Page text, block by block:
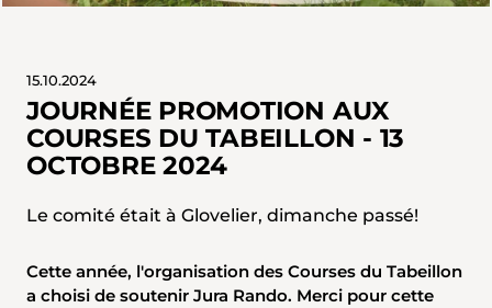
15.10.2024
JOURNÉE PROMOTION AUX
COURSES DU TABEILLON - 13
OCTOBRE 2024
Le comité était à Glovelier, dimanche passé!
Cette année, l'organisation des Courses du Tabeillon
a choisi de soutenir Jura Rando. Merci pour cette